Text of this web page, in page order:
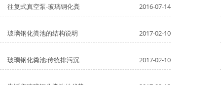
往复式真空泵-玻璃钢化粪 2016-07-14
玻璃钢化粪池的结构说明 2017-02-10
玻璃钢化粪池:传统排污沉 2017-02-10